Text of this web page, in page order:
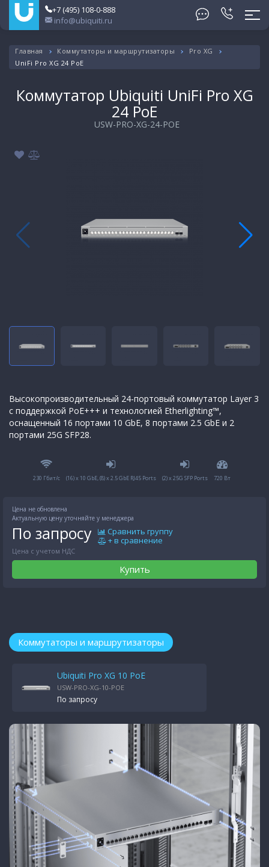
+7 (495) 108-0-888
info@ubiquiti.ru
Главная Коммутаторы и маршрутизаторы
Pro XG
UniFi Pro XG 24 PoE
Коммутатор Ubiquiti UniFi Pro XG
24 PoE
USW-PRO-XG-24-POE
Высокопроизводительный 24-портовый коммутатор Layer 3
с поддержкой PoE+++ и технологией Etherlighting™,
оснащенный 16 портами 10 GbE, 8 портами 2.5 GbE и 2
портами 25G SFP28.
230 Гбит/с (16) x 10 GbE, (8) x 2.5 GbE RJ45 Ports (2) x 25G SFP Ports 720 Вт
Цена не обновлена
Актуальную цену уточняйте у менеджера
По запросу
Цена с учетом НДС
Сравнить группу
+ в сравнение
Купить
Коммутаторы и маршрутизаторы
Ubiquiti Pro XG 10 PoE
USW-PRO-XG-10-POE
По запросу